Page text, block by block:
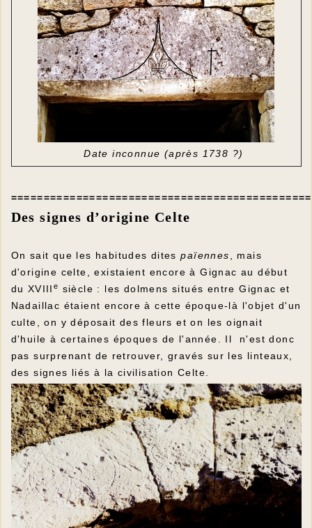
Date inconnue (après 1738 ?)
Des signes d’origine Celte
On sait que les habitudes dites païennes , mais
d'origine celte, existaient encore à Gignac au début
du XVIII e siècle : les dolmens situés entre Gignac et
Nadaillac étaient encore à cette époque-là l'objet d'un
culte, on y déposait des fleurs et on les oignait
d'huile à certaines époques de l'année. Il n'est donc
pas surprenant de retrouver, gravés sur les linteaux,
des signes liés à la civilisation Celte.